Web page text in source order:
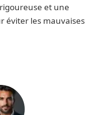
et une
éviter les mauvaises